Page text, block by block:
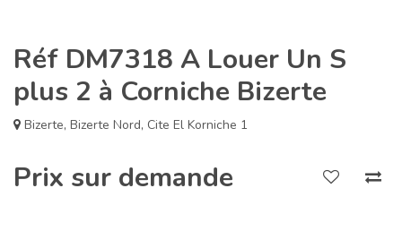
Réf DM7318 A Louer Un S
plus 2 à Corniche Bizerte
Bizerte, Bizerte Nord, Cite El Korniche 1
Prix sur demande